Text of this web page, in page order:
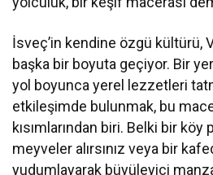
İsveç’in kendine özgü kültürü,
başka bir boyuta geçiyor. Bir
yol boyunca yerel lezzetleri
etkileşimde bulunmak, bu
kısımlarından biri. Belki bir köy
meyveler alırsınız veya bir
yudumlayarak büyüleyici